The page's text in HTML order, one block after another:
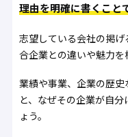
理由を明確に書くこと
志望している会社の掲
合企業との違いや魅力を
業績や事業、企業の歴
と、なぜその企業が自
ょう。